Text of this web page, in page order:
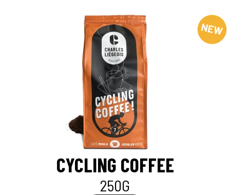
CYCLING COFFEE
250G